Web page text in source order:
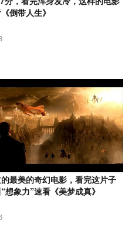
倒带人生》
的最美的奇幻电影，看完这片子
想象力”速看《美梦成真》